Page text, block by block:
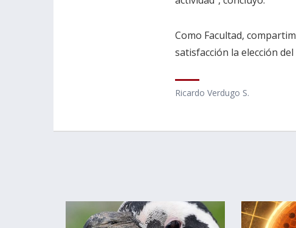
Como Facultad,
satisfacción la elección
Ricardo Verdugo S.